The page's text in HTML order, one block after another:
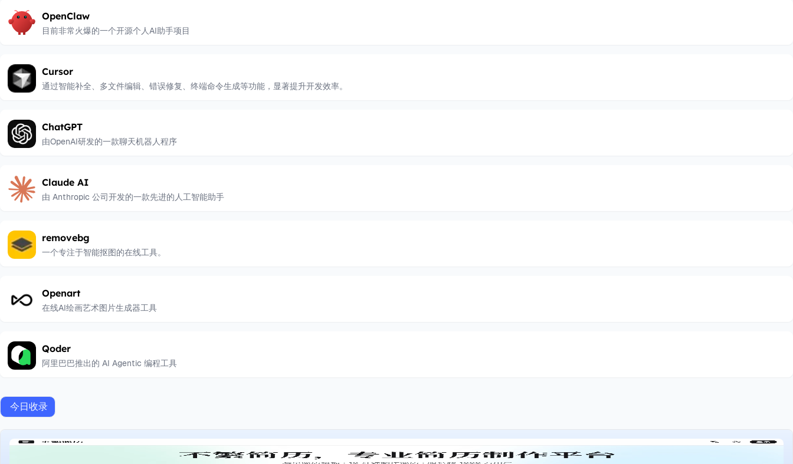
OpenClaw
目前非常火爆的一个开源个人AI助手项目
Cursor
通过智能补全、多文件编辑、错误修复、终端命令生成等功能，显著提升开发效率。
ChatGPT
由OpenAI研发的一款聊天机器人程序
Claude AI
由 Anthropic 公司开发的一款先进的人工智能助手
removebg
一个专注于智能抠图的在线工具。
Openart
在线AI绘画艺术图片生成器工具
Qoder
阿里巴巴推出的 AI Agentic 编程工具
今日收录